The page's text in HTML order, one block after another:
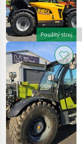
Použitý stroj